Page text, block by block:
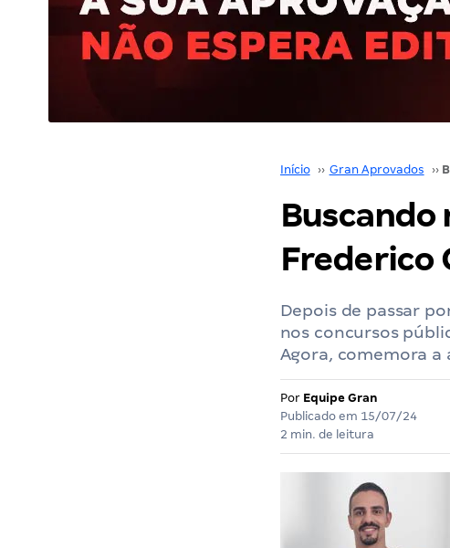
Início ›› Gran Aprovados ››
Frederico
Depois de passar
nos concursos
Agora, comemora a
Por Equipe Gran
Publicado em 15/07/24
2 min. de leitura